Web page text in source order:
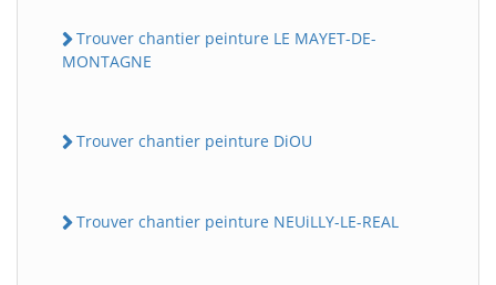
Trouver chantier peinture LE MAYET-DE-
MONTAGNE
Trouver chantier peinture DiOU
Trouver chantier peinture NEUiLLY-LE-REAL